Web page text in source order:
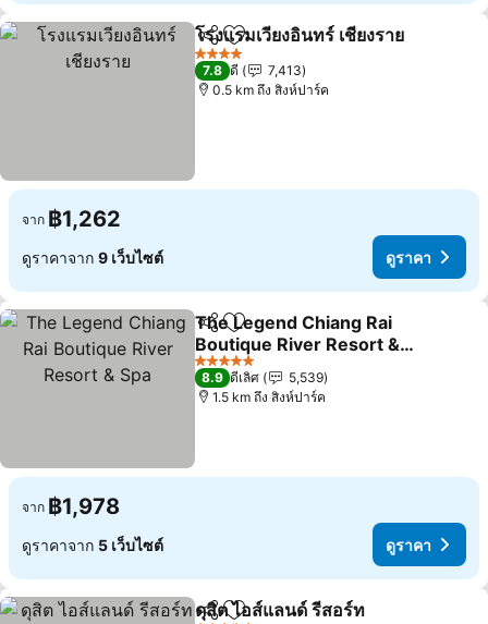
แชร์ เพิ่มในรายการโปรด
โรงแรมเวียงอินทร์ เชียงราย
4 ดาว
7.8 ดี
7,413
0.5 km ถึง สิงห์ปาร์ค
จาก ฿1,262
ดูราคาจาก 9 เว็บไซต์ ดูราคา
แชร์ เพิ่มในรายการโปรด
The Legend Chiang Rai
Boutique River Resort &
Spa
ดูราคา
5 ดาว
8.9 ดีเลิศ
5,539
1.5 km ถึง สิงห์ปาร์ค
จาก ฿1,978
ดูราคาจาก 5 เว็บไซต์ ดูราคา
แชร์
ดุสิต ไอส์แลนด์ รีสอร์ท